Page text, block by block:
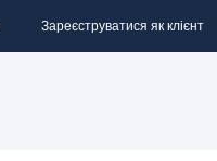
Зареєструватися як клієнт